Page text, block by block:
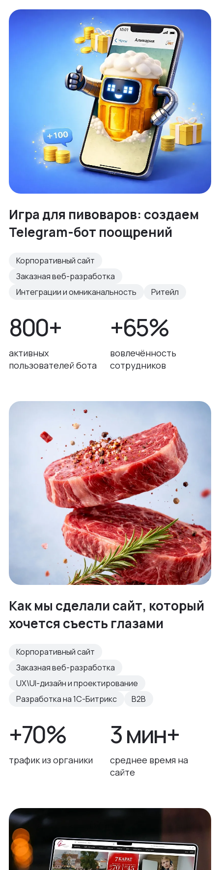
Игра для пивоваров: создаем
Telegram-бот поощрений
Корпоративный сайт
Заказная веб-разработка
Интеграции и омниканальность
Ритейл
800+
активных
пользователей бота
+65%
вовлечённость
сотрудников
Как мы сделали сайт, который
хочется съесть глазами
Корпоративный сайт
Заказная веб-разработка
UX\UI-дизайн и проектирование
Разработка на 1С-Битрикс
B2B
+70%
трафик из органики
3 мин+
среднее время на
сайте